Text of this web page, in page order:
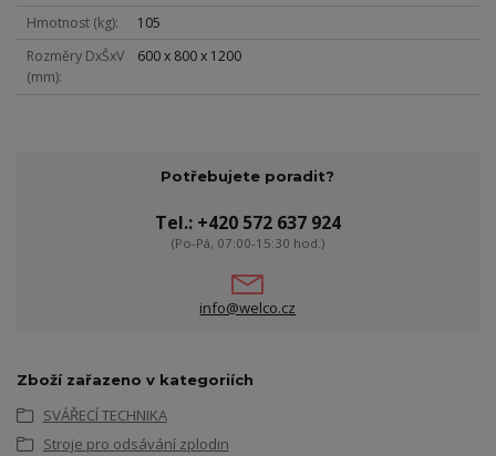
Hmotnost (kg)
105
Rozměry DxŠxV
(mm)
600 x 800 x 1200
Potřebujete poradit?
Tel.: +420 572 637 924
(Po-Pá, 07:00-15:30 hod.)
info@welco.cz
Zboží zařazeno v kategoriích
SVÁŘECÍ TECHNIKA
Stroje pro odsávání zplodin